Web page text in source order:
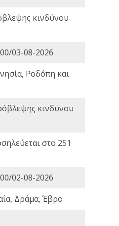
κινδύνου
03-08-2026
Ροδόπη και
κινδύνου
στο 251
02-08-2026
Δράμα, Έβρο